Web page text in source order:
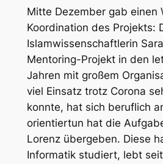
Mitte Dezember gab einen
Koordination des Projekts:
Islamwissenschaftlerin
Mentoring-Projekt in den
Jahren mit großem
viel Einsatz trotz Corona
konnte, hat sich beruflich
orientiertun hat die
Lorenz übergeben. Diese
Informatik studiert, lebt